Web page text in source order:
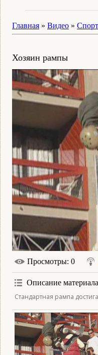
Главная » Видео » Спорт
Хозяин рампы
Просмотры: 0
Описание материала
Стандартная рампа